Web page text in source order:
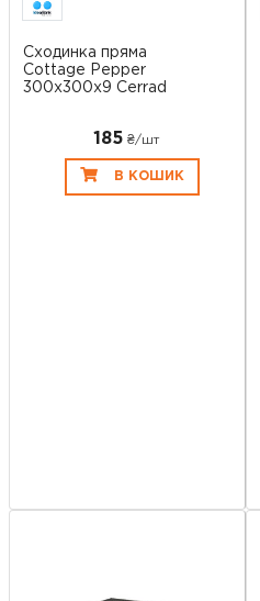
Сходинка пряма
Cottage Pepper
300x300x9 Cerrad
185 ₴/шт
В КОШИК